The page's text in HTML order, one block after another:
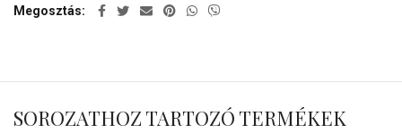
Megosztás
SOROZATHOZ TARTOZÓ TERMÉKEK